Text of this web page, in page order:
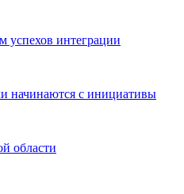
интеграции
начинаются с инициативы
области